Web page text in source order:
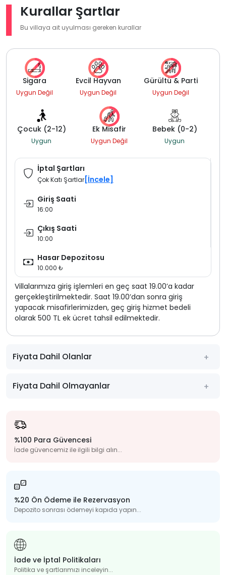
Kurallar Şartlar
Bu villaya ait uyulması gereken kurallar
Sigara
Uygun Değil
Evcil Hayvan
Uygun Değil
Gürültü & Parti
Uygun Değil
Çocuk (2-12)
Uygun
Ek Misafir
Uygun Değil
Bebek (0-2)
Uygun
İptal Şartları
Çok Katı Şartlar [İncele]
Giriş Saati
16:00
Çıkış Saati
10:00
Hasar Depozitosu
10.000 ₺
Villalarımıza giriş işlemleri en geç saat 19.00’a kadar
gerçekleştirilmektedir. Saat 19.00’dan sonra giriş
yapacak misafirlerimizden, geç giriş hizmet bedeli
olarak 500 TL ek ücret tahsil edilmektedir.
Fiyata Dahil Olanlar
Fiyata Dahil Olmayanlar
%100 Para Güvencesi
İade güvencemiz ile ilgili bilgi alın...
%20 Ön Ödeme ile Rezervasyon
Depozito sonrası ödemeyi kapıda yapın...
İade ve İptal Politikaları
Politika ve şartlarımızı inceleyin...